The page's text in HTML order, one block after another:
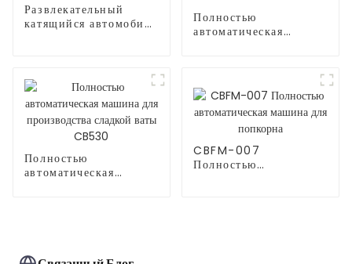
Развлекательный
катящийся автомобиль
Полностью
автоматическая
Полностью
автоматическая
CBFM-007
Полностью